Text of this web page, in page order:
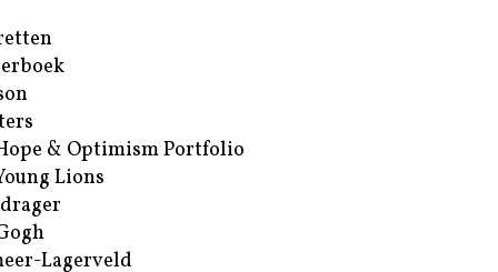
& Optimism Portfolio
Lions
Lagerveld